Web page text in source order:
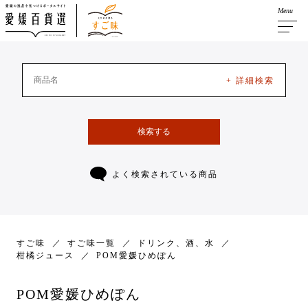
Menu
+ 詳細検索
検索する
よく検索されている商品
すご味 すご味一覧
ドリンク、酒、水
柑橘ジュース
POM愛媛ひめぽん
POM愛媛ひめぽん